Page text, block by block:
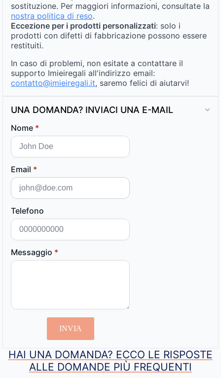
sostituzione. Per maggiori informazioni, consultate la
nostra politica di reso.
Eccezione per i prodotti personalizzati: solo i
prodotti con difetti di fabbricazione possono essere
restituiti.
In caso di problemi, non esitate a contattare il
supporto Imieiregali all'indirizzo email:
contatto@imieiregali.it, saremo felici di aiutarvi!
UNA DOMANDA? INVIACI UNA E-MAIL
Nome *
Email *
Telefono
Messaggio *
INVIA
HAI UNA DOMANDA? ECCO LE RISPOSTE
ALLE DOMANDE PIÙ FREQUENTI